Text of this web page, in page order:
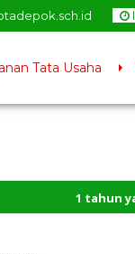
Tata Usaha
1 tahun yang
Jenjang Yang